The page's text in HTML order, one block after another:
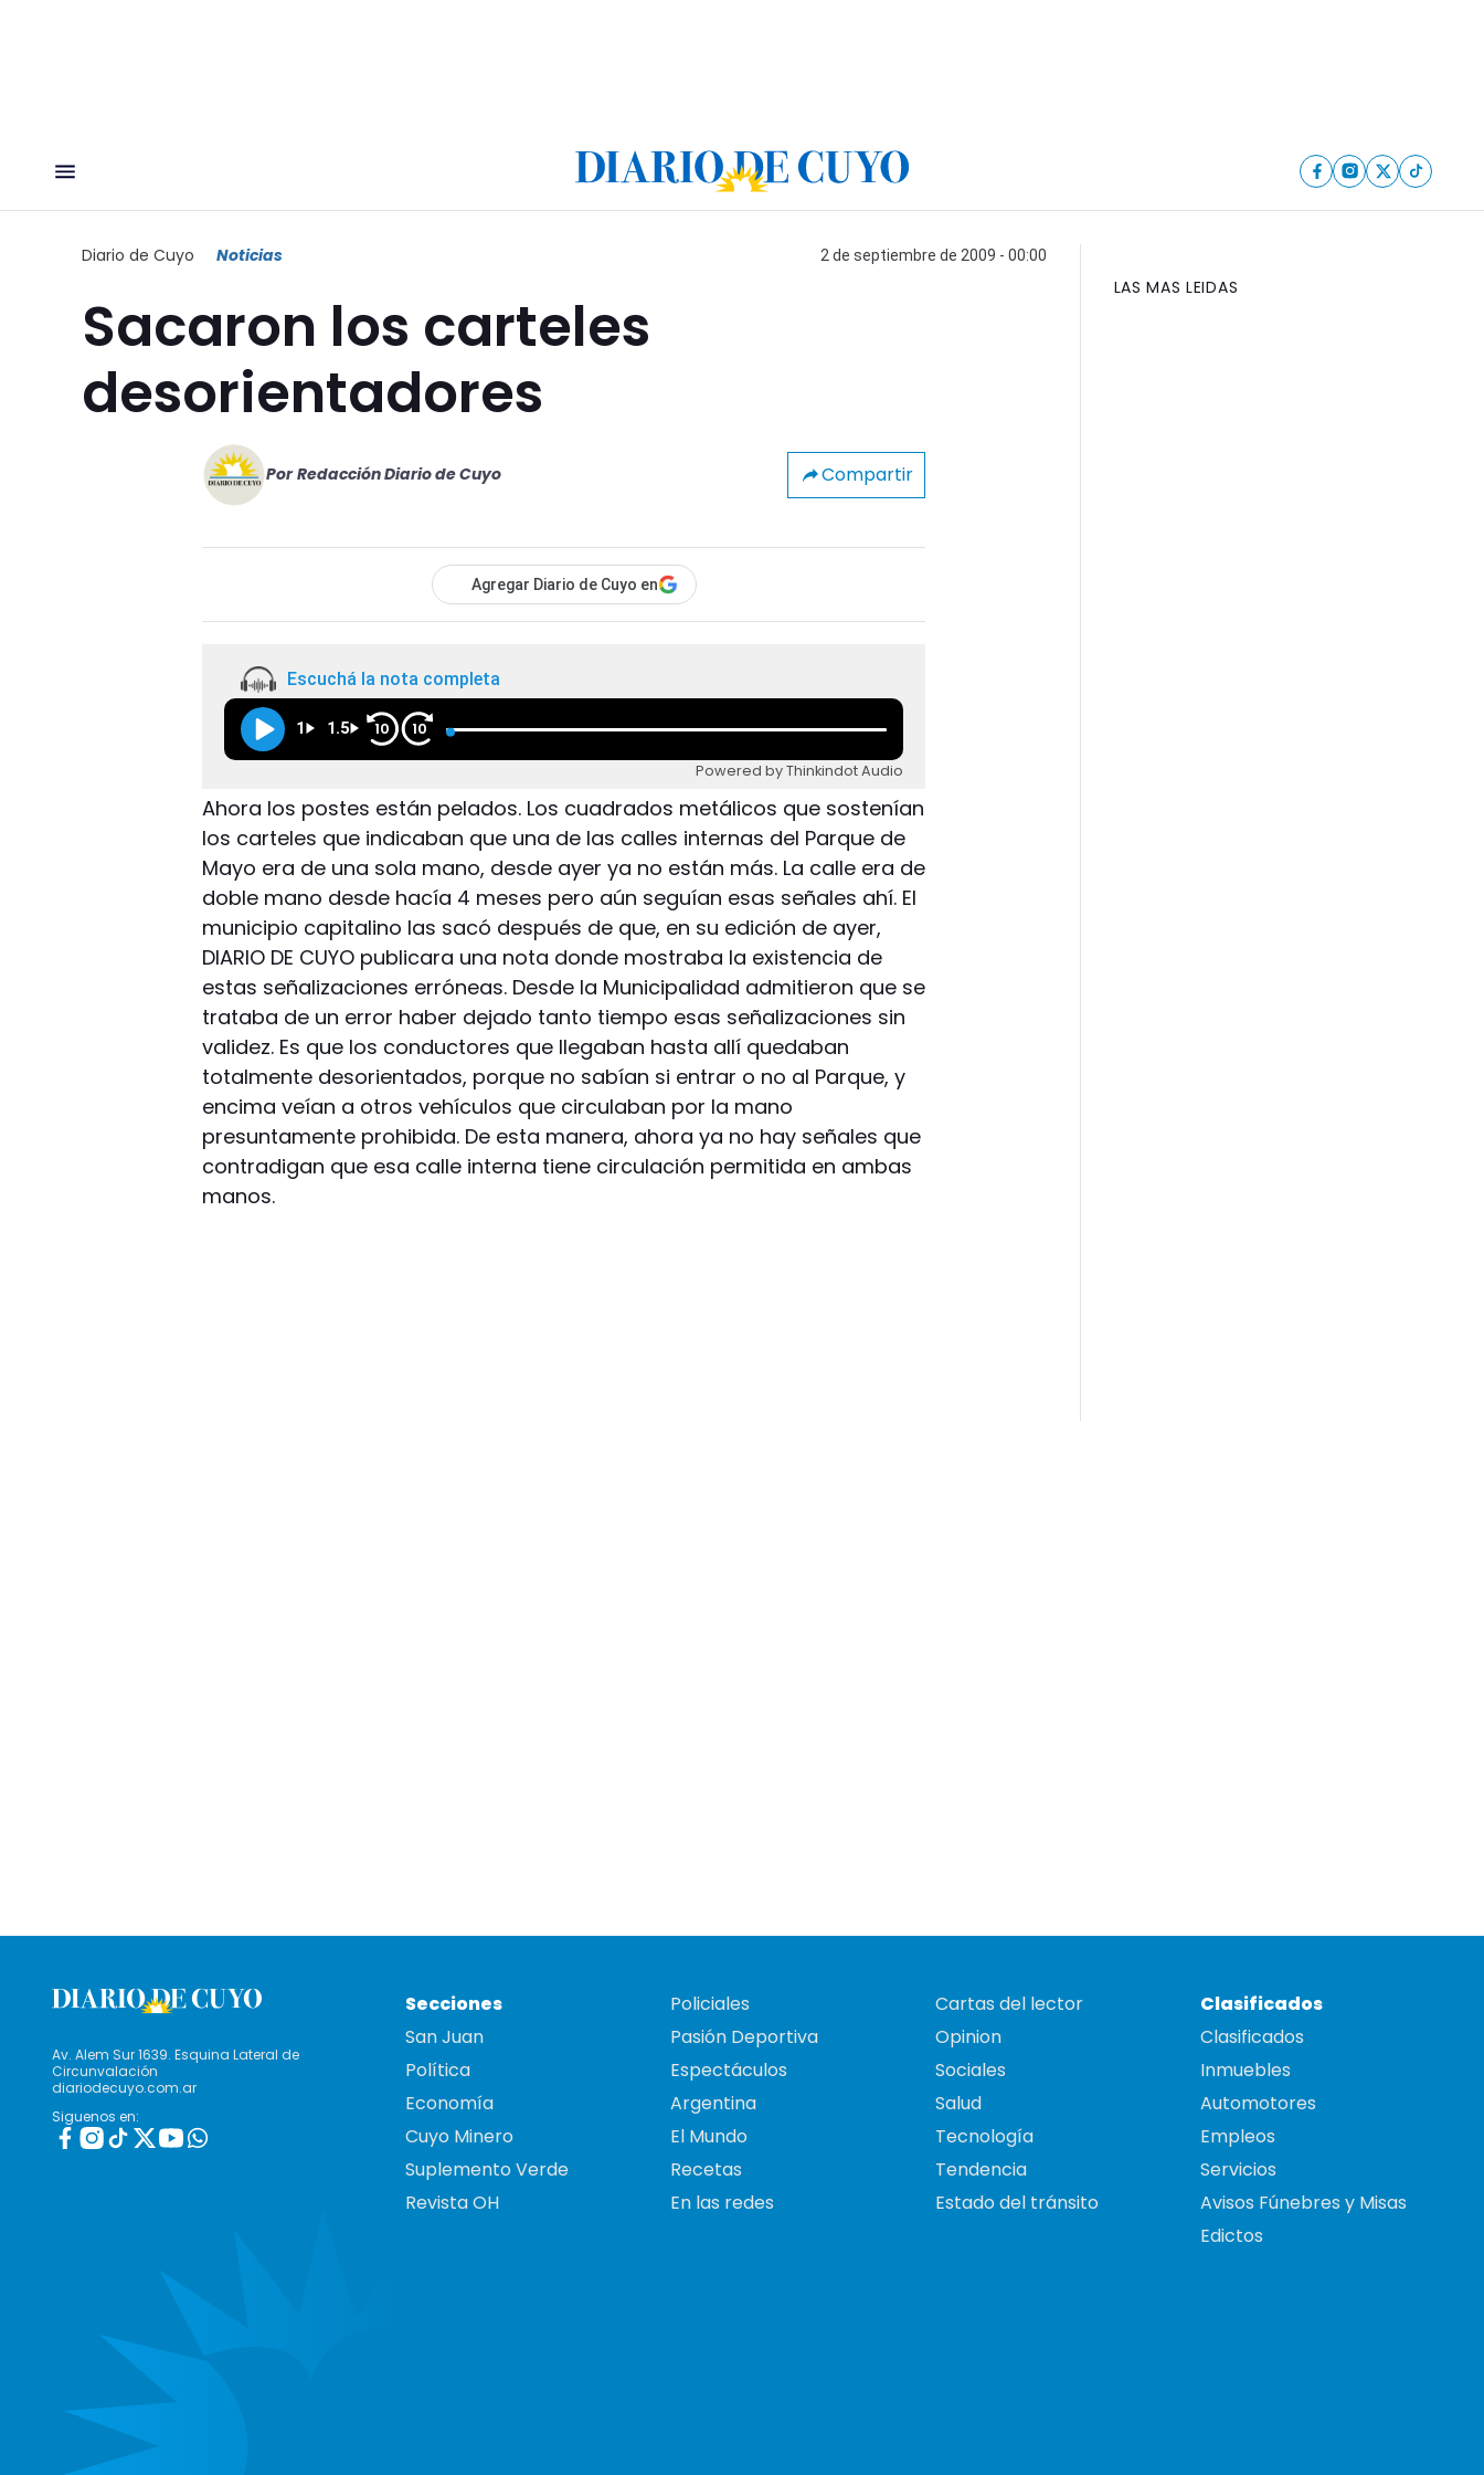
Diario de Cuyo Noticias 2 de septiembre de 2009 - 00:00
Sacaron los carteles
desorientadores
Por Redacción Diario de Cuyo Compartir
Agregar Diario de Cuyo en
Escuchá la nota completa
1 1.5 10 10
Powered by Thinkindot Audio
Ahora los postes están pelados. Los cuadrados metálicos que sostenían
los carteles que indicaban que una de las calles internas del Parque de
Mayo era de una sola mano, desde ayer ya no están más. La calle era de
doble mano desde hacía 4 meses pero aún seguían esas señales ahí. El
municipio capitalino las sacó después de que, en su edición de ayer,
DIARIO DE CUYO publicara una nota donde mostraba la existencia de
estas señalizaciones erróneas. Desde la Municipalidad admitieron que se
trataba de un error haber dejado tanto tiempo esas señalizaciones sin
validez. Es que los conductores que llegaban hasta allí quedaban
totalmente desorientados, porque no sabían si entrar o no al Parque, y
encima veían a otros vehículos que circulaban por la mano
presuntamente prohibida. De esta manera, ahora ya no hay señales que
contradigan que esa calle interna tiene circulación permitida en ambas
manos.
LAS MAS LEIDAS
Av. Alem Sur 1639. Esquina Lateral de
Circunvalación
diariodecuyo.com.ar
Siguenos en:
Secciones
San Juan
Política
Economía
Cuyo Minero
Suplemento Verde
Revista OH
Policiales
Pasión Deportiva
Espectáculos
Argentina
El Mundo
Recetas
En las redes
Cartas del lector
Opinion
Sociales
Salud
Tecnología
Tendencia
Estado del tránsito
Clasificados
Clasificados
Inmuebles
Automotores
Empleos
Servicios
Avisos Fúnebres y Misas
Edictos